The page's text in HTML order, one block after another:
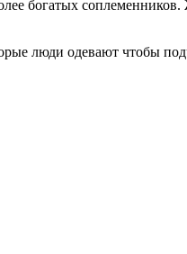
богатых
люди одевают чтобы